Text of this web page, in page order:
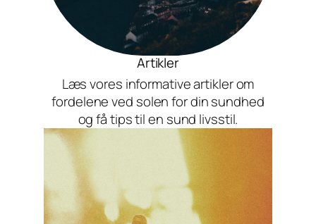
Artikler
Læs vores informative artikler om
fordelene ved solen for din sundhed
og få tips til en sund livsstil.